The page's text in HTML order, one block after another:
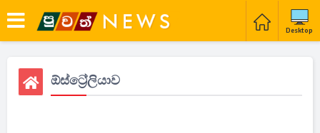
Desktop
ඕස්ට්‍රේලියාව